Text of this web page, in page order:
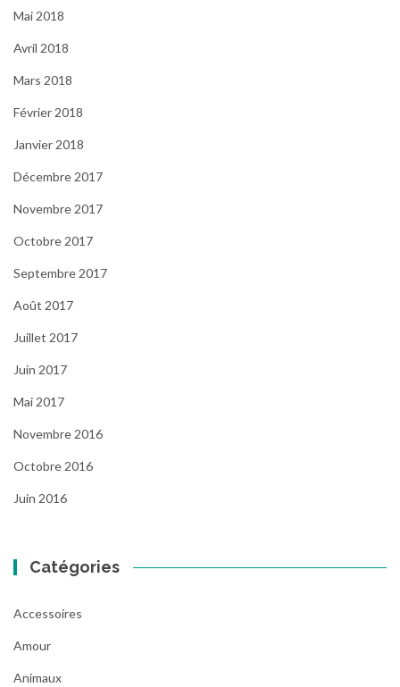
Mai 2018
Avril 2018
Mars 2018
Février 2018
Janvier 2018
Décembre 2017
Novembre 2017
Octobre 2017
Septembre 2017
Août 2017
Juillet 2017
Juin 2017
Mai 2017
Novembre 2016
Octobre 2016
Juin 2016
Catégories
Accessoires
Amour
Animaux